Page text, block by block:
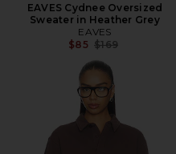
EAVES Cydnee Oversized
Sweater in Heather Grey
EAVES
$85 前の価格:
$169